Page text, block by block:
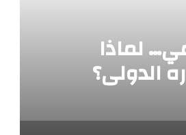
لماذا
الدولي؟